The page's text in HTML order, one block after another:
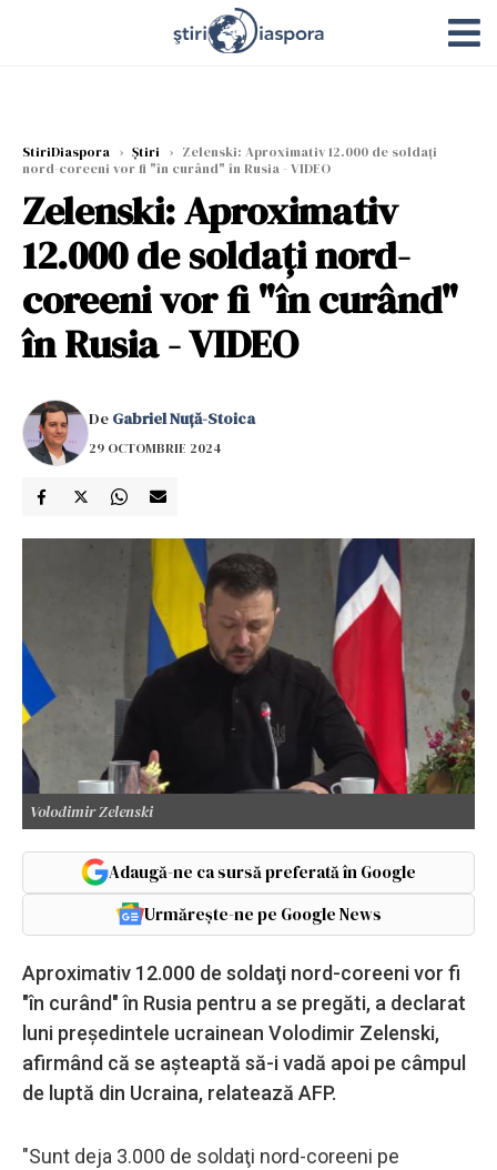
StiriDiaspora › Știri › Zelenski: Aproximativ 12.000 de soldaţi
nord-coreeni vor fi "în curând" în Rusia - VIDEO
Zelenski: Aproximativ
12.000 de soldaţi nord-
coreeni vor fi "în curând"
în Rusia - VIDEO
De Gabriel Nuță-Stoica
29 OCTOMBRIE 2024
Volodimir Zelenski
Adaugă-ne ca sursă preferată în Google
Urmărește-ne pe Google News
Aproximativ 12.000 de soldaţi nord-coreeni vor fi
"în curând" în Rusia pentru a se pregăti, a declarat
luni preşedintele ucrainean Volodimir Zelenski,
afirmând că se aşteaptă să-i vadă apoi pe câmpul
de luptă din Ucraina, relatează AFP.
"Sunt deja 3.000 de soldaţi nord-coreeni pe